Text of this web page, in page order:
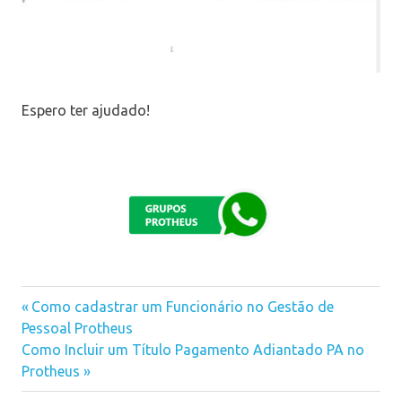
Espero ter ajudado!
financeiro
Navegação
de
Post
Previous
Post:
Como cadastrar um Funcionário no Gestão de
Pessoal Protheus
Next
Post:
Como Incluir um Título Pagamento Adiantado PA no
Protheus